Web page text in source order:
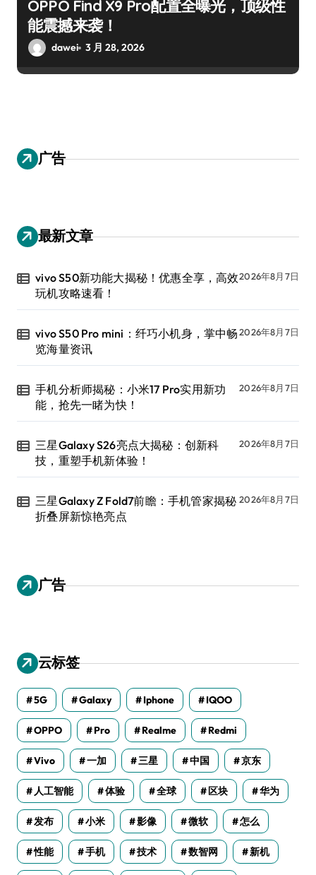
OPPO Find X9 Pro配置全曝光，顶级性
能震撼来袭！
dawei 3 月 28, 2026
广告
最新文章
vivo S50新功能大揭秘！优惠全享，高效
玩机攻略速看！
2026年8月7日
vivo S50 Pro mini：纤巧小机身，掌中畅
览海量资讯
2026年8月7日
手机分析师揭秘：小米17 Pro实用新功
能，抢先一睹为快！
2026年8月7日
三星Galaxy S26亮点大揭秘：创新科
技，重塑手机新体验！
2026年8月7日
三星Galaxy Z Fold7前瞻：手机管家揭秘
折叠屏新惊艳亮点
2026年8月7日
广告
云标签
5G Galaxy Iphone IQOO
OPPO Pro Realme Redmi
Vivo 一加 三星 中国 京东
人工智能 体验 全球 区块 华为
发布 小米 影像 微软 怎么
性能 手机 技术 数智网 新机